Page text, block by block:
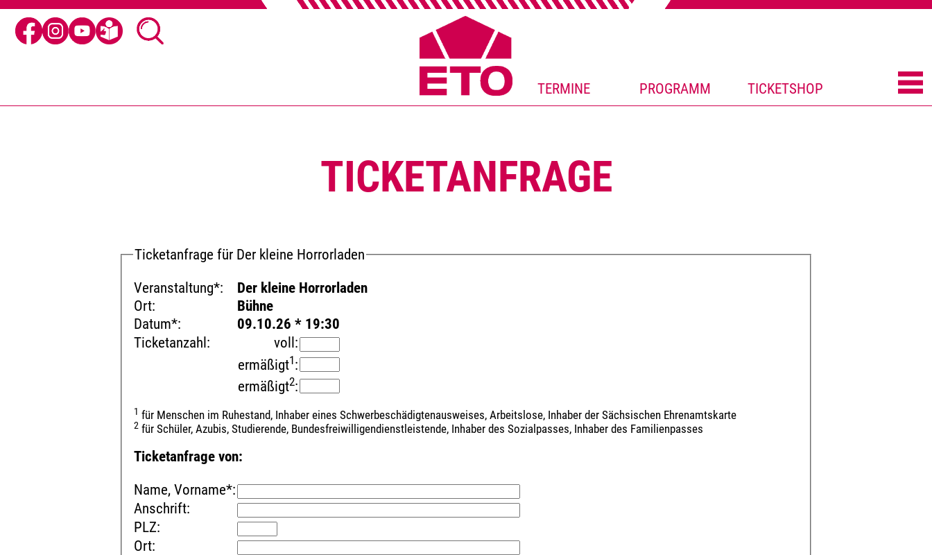
TERMINE PROGRAMM TICKETSHOP
TICKETANFRAGE
Ticketanfrage für Der kleine Horrorladen
Veranstaltung*:
Der kleine Horrorladen
Ort:
Bühne
Datum*:
09.10.26 * 19:30
Ticketanzahl:
voll:
ermäßigt1:
ermäßigt2:
1 für Menschen im Ruhestand, Inhaber eines Schwerbeschädigtenausweises, Arbeitslose, Inhaber der Sächsischen Ehrenamtskarte
2für Schüler, Azubis, Studierende, Bundesfreiwilligendienstleistende, Inhaber des Sozialpasses, Inhaber des Familienpasses
Ticketanfrage von:
Name, Vorname*:
Anschrift:
PLZ:
Ort: